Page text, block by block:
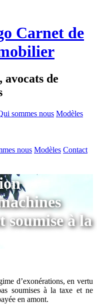
Carnet de
de
sommes nous Modèles
nous Modèles Contact
soumise à la
d’exonérations, en vertu
soumises à la taxe et ne
en amont.